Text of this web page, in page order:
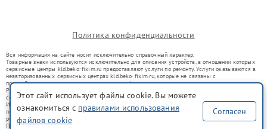
Политика конфиденциальности
Вся информация на сайте носит исключительно справочный характер.
Товарные знаки используются исключительно для описания устройств, в отношении которых
сервисные центры kld.beko-fixim.ru предоставляют услуги по ремонту. Услуги оказываются в
неавторизованных сервисных центрах kld.beko-fixim.ru, которые не связаны с
правообладателями товарных знаков или их официальными представителями.
Ремонт осуществляется для устройств, уже введенных в гражданский оборот в соответствии
со статьей 1487 ГК РФ.
Использование товарных знаков не преследует цели индивидуализации услуг или введения
потребителей в заблуждение, а служит для информирования о предоставляемых услугах по
ремонту техники указанных брендов.
Представленная на сайте информация не является публичной офертой, определяемой
Этот сайт использует файлы cookie. Вы можете
ознакомиться с правилами использования
файлов cookie
Согласен